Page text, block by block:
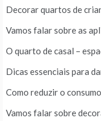
Decorar quartos de
Vamos falar sobre as
O quarto de casal –
Dicas essenciais para
Como reduzir o
Vamos falar sobre